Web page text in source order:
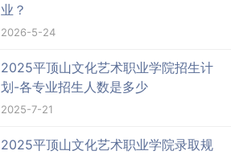
业？
2026-5-24
2025平顶山文化艺术职业学院招生计
划-各专业招生人数是多少
2025-7-21
2025平顶山文化艺术职业学院录取规